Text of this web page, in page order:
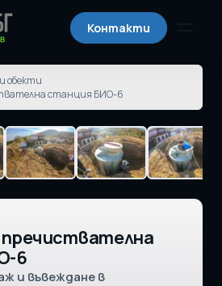
Контакти
обекти
станция БИО-6
пречиствателна
6
и въвеждане в